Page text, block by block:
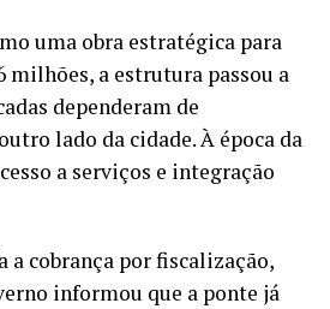
uma obra estratégica para
milhões, a estrutura passou a
dependeram de
lado da cidade. À época da
a serviços e integração
a cobrança por fiscalização,
informou que a ponte já